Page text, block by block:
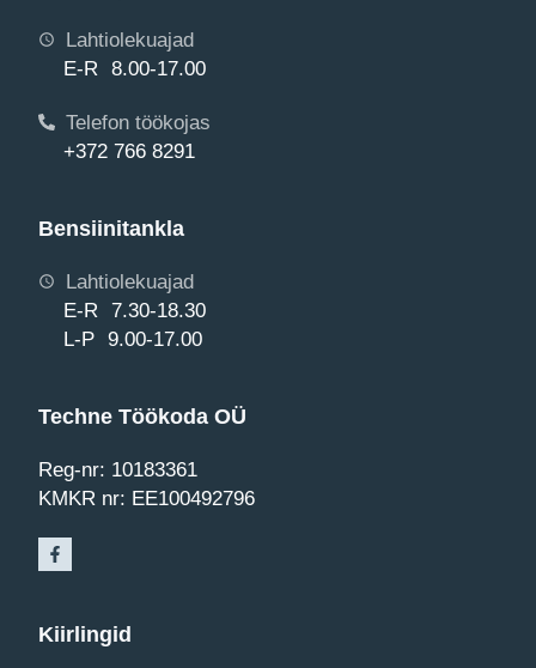
Lahtiolekuajad
E-R 8.00-17.00
Telefon töökojas
+372 766 8291
Bensiinitankla
Lahtiolekuajad
E-R 7.30-18.30
L-P 9.00-17.00
Techne Töökoda OÜ
Reg-nr: 10183361
KMKR nr: EE100492796
Kiirlingid